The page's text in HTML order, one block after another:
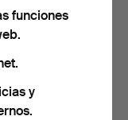
funciones
y